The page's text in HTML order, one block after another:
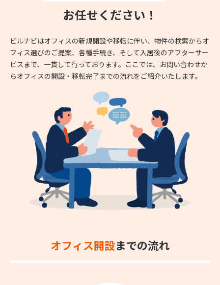
お任せください！
ビルナビはオフィスの新規開設や移転に伴い、物件の検索からオ
フィス選びのご提案、各種手続き、そして入居後のアフターサー
ビスまで、一貫して行っております。ここでは、お問い合わせか
らオフィスの開設・移転完了までの流れをご紹介いたします。
オフィス開設までの流れ